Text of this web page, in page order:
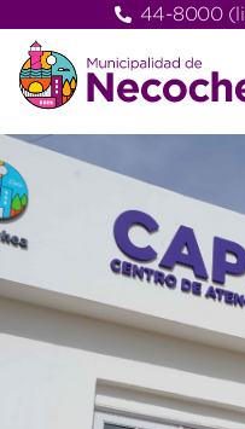
44-8000